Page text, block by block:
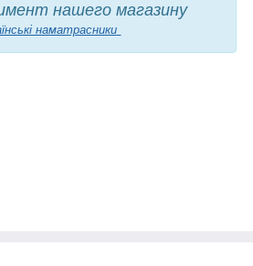
нашего магазину
наматрасники